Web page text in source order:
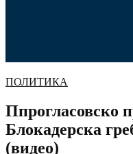
ПОЛИТИКА
Ппрогласовско
Блокадерска
(видео)